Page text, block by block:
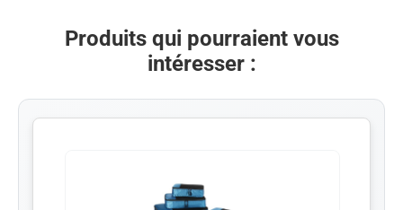
Produits qui pourraient vous
intéresser :